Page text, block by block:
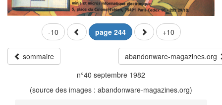
-10 page 244 +10
sommaire
abandonware-magazines.org
n°40 septembre 1982
(source des images : abandonware-magazines.org)